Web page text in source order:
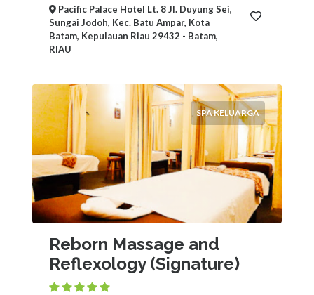
Pacific Palace Hotel Lt. 8 Jl. Duyung Sei,
Sungai Jodoh, Kec. Batu Ampar, Kota
Batam, Kepulauan Riau 29432 - Batam,
RIAU
SPA KELUARGA
Reborn Massage and
Reflexology (Signature)